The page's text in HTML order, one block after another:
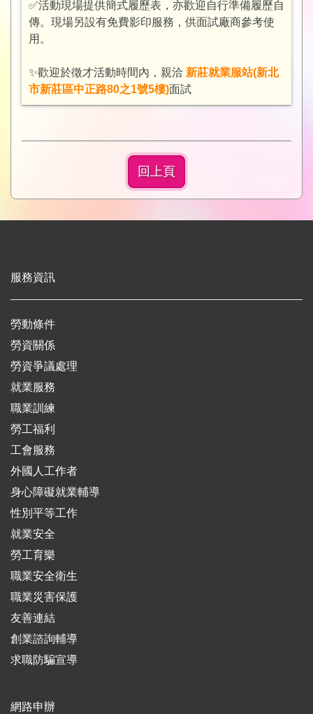
✅活動現場提供簡式履歷表，亦歡迎自行準備履歷自
傳。現場另設有免費影印服務，供面試廠商參考使
用。
✨歡迎於徵才活動時間內，親洽 新莊就業服站(新北
市新莊區中正路80之1號5樓)面試
回上頁
服務資訊
勞動條件
勞資關係
勞資爭議處理
就業服務
職業訓練
勞工福利
工會服務
外國人工作者
身心障礙就業輔導
性別平等工作
就業安全
勞工育樂
職業安全衛生
職業災害保護
友善連結
創業諮詢輔導
求職防騙宣導
網路申辦